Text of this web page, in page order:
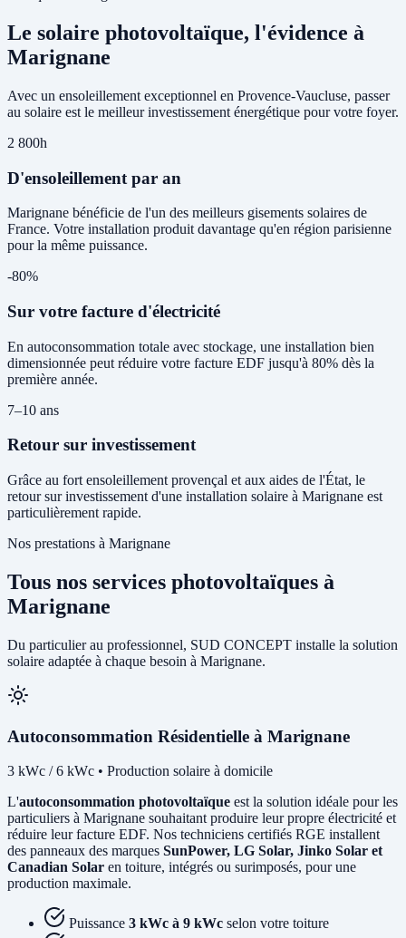
Le solaire photovoltaïque, l'évidence à
Marignane
Avec un ensoleillement exceptionnel en Provence-Vaucluse, passer
au solaire est le meilleur investissement énergétique pour votre foyer.
2 800h
D'ensoleillement par an
Marignane bénéficie de l'un des meilleurs gisements solaires de
France. Votre installation produit davantage qu'en région parisienne
pour la même puissance.
-80%
Sur votre facture d'électricité
En autoconsommation totale avec stockage, une installation bien
dimensionnée peut réduire votre facture EDF jusqu'à 80% dès la
première année.
7–10 ans
Retour sur investissement
Grâce au fort ensoleillement provençal et aux aides de l'État, le
retour sur investissement d'une installation solaire à Marignane est
particulièrement rapide.
Nos prestations à Marignane
Tous nos services photovoltaïques à
Marignane
Du particulier au professionnel, SUD CONCEPT installe la solution
solaire adaptée à chaque besoin à Marignane.
Autoconsommation Résidentielle à Marignane
3 kWc / 6 kWc • Production solaire à domicile
L'autoconsommation photovoltaïque est la solution idéale pour les
particuliers à Marignane souhaitant produire leur propre électricité et
réduire leur facture EDF. Nos techniciens certifiés RGE installent
des panneaux des marques SunPower, LG Solar, Jinko Solar et
Canadian Solar en toiture, intégrés ou surimposés, pour une
production maximale.
Puissance 3 kWc à 9 kWc selon votre toiture